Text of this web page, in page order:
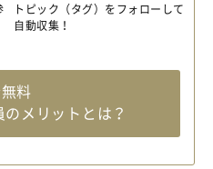
トピック（タグ）をフォローして
自動収集！
料
メリットとは？